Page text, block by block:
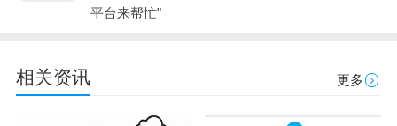
平台来帮忙"
相关资讯 更多